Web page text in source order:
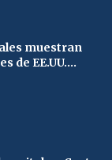
muestran
de EE.UU....